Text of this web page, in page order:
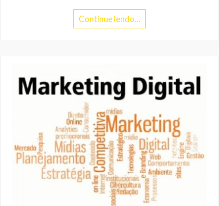
Continue lendo…